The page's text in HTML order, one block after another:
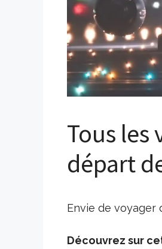
Tous les
départ
Envie de voyager
Découvrez sur